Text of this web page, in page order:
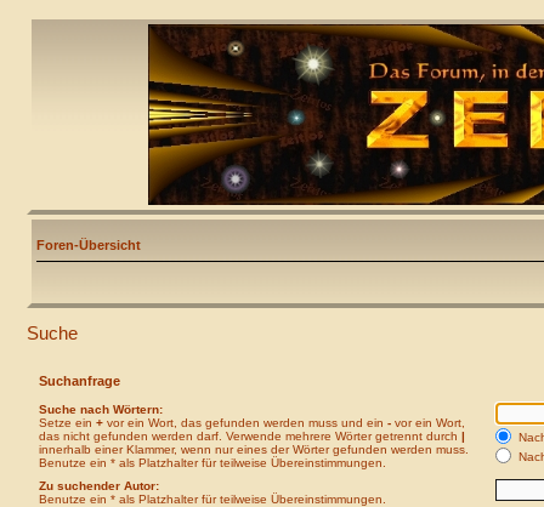
Foren-Übersicht
Suche
Suchanfrage
Suche nach Wörtern:
Setze ein + vor ein Wort, das gefunden werden muss und ein - vor ein Wort,
das nicht gefunden werden darf. Verwende mehrere Wörter getrennt durch |
innerhalb einer Klammer, wenn nur eines der Wörter gefunden werden muss.
Benutze ein * als Platzhalter für teilweise Übereinstimmungen.
Zu suchender Autor:
Benutze ein * als Platzhalter für teilweise Übereinstimmungen.